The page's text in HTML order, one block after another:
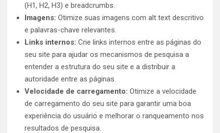
(H1, H2, H3) e breadcrumbs.
Imagens: Otimize suas imagens com alt text descritivo
e palavras-chave relevantes.
Links internos: Crie links internos entre as páginas do
seu site para ajudar os mecanismos de pesquisa a
entender a estrutura do seu site e a distribuir a
autoridade entre as páginas.
Velocidade de carregamento: Otimize a velocidade
de carregamento do seu site para garantir uma boa
experiência do usuário e melhorar o ranqueamento nos
resultados de pesquisa.